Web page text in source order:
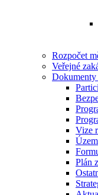
Rozpočet
Veřejné
Dokumenty
Vize
Plán